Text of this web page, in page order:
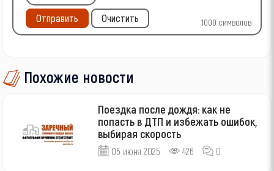
1000 символов
Отправить Очистить
Похожие новости
Поездка после дождя: как не
попасть в ДТП и избежать ошибок,
выбирая скорость
05 июня 2025 426 0